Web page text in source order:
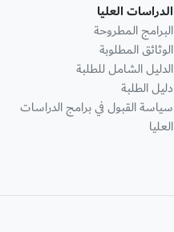
الدراسات العليا
البرامج المطروحة
الوثائق المطلوبة
الدليل الشامل للطلبة
دليل الطلبة
سياسة القبول في برامج الدراسات
العليا